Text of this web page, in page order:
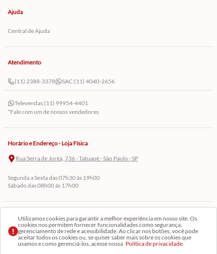
Utilizamos cookies para garantir a melhor experiência em nosso site. Os
cookies nos permitem fornecer funcionalidades como segurança,
gerenciamento de rede e acessibilidade. Ao clicar nos botões, você pode
aceitar todos os cookies ou, se quiser saber mais sobre os cookies que
usamos e como gerenciá-los, acesse nossa Política de privacidade.
Ajuda
Central de Ajuda
Atendimento
(11) 2388-3378 SAC:(11) 4040-2656
Televendas:(11) 99954-4401
*Fale com um de nossos vendedores
Horário e Endereço - Loja Física
Rua Serra de Juréa, 736 - Tatuapé - São Paulo - SP
Segunda a Sexta das 07h30 às 19h00
Sábado das 08h00 às 17h00
Cadastre-se em Nossa Newsletter
Receba as novidades